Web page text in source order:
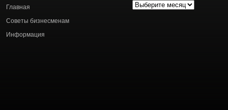
Главная
Советы бизнесменам
Информация
Архив